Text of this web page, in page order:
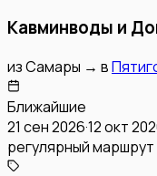
Кавминводы и
изСамары → в
Ближайшие
21 сен 2026·12 окт
регулярный маршрут